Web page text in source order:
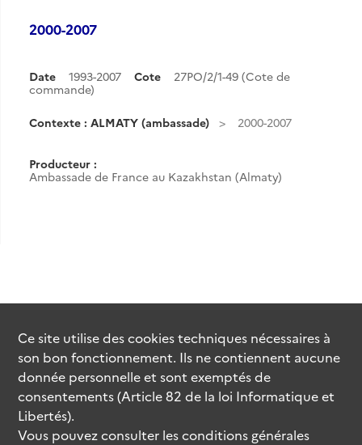
2000-2007
Date 1993-2007 Cote
27PO/2/1-49 (Cote de
commande)
Contexte : ALMATY (ambassade) 2000-2007
Producteur :
Ambassade de France au Kazakhstan (Almaty)
Ce site utilise descookiestechniques nécessaires à
son bon fonctionnement. Ils ne contiennent aucune
donnée personnelle et sont exemptés de
consentements (Article 82 de la loi Informatique et
Libertés).
Vous pouvez consulter les conditions générales